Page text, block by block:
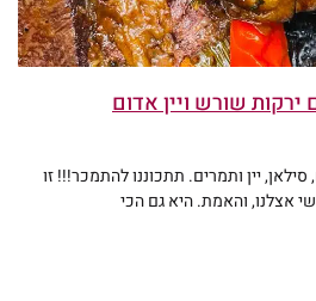
שורש ויין אדום
יין ותמרים. תתכוננו להתמכר!!! זו
אצלנו, והאמת. היא גם הכי